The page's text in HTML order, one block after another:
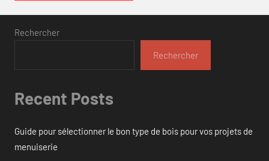
Rechercher
Rechercher
Recent Posts
Guide pour sélectionner le bon type de bois pour vos projets de
menuiserie